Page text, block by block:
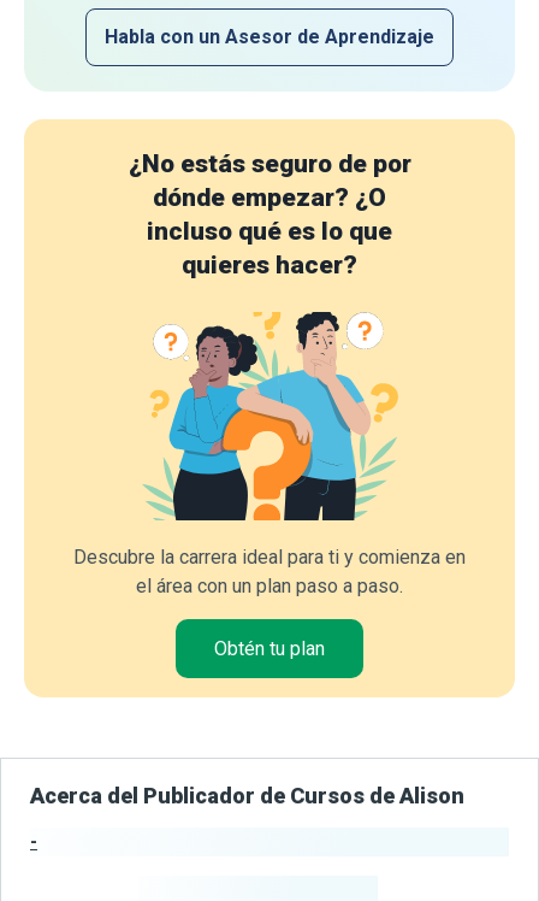
Habla con un Asesor de Aprendizaje
¿No estás seguro de por
dónde empezar? ¿O
incluso qué es lo que
quieres hacer?
Descubre la carrera ideal para ti y comienza en
el área con un plan paso a paso.
Obtén tu plan
Acerca del Publicador de Cursos de Alison
-